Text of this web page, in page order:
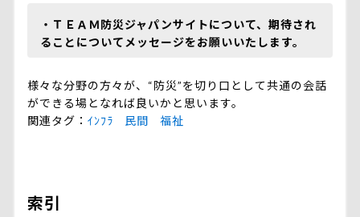
・ＴＥＡＭ防災ジャパンサイトについて、期待され
ることについてメッセージをお願いいたします。
様々な分野の方々が、“防災”を切り口として共通の会話
ができる場となれば良いかと思います。
関連タグ
ｲﾝﾌﾗ 民間 福祉
索引